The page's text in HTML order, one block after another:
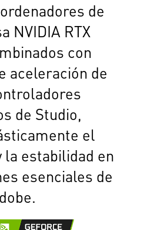
de
NVIDIA RTX
con
aceleración de
de Studio,
el
estabilidad en
esenciales de